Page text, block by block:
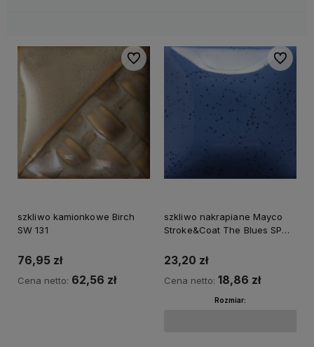
szkliwo kamionkowe Birch
SW 131
76,95 zł
Cena netto: 62,56 zł
Do ulubionych
szkliwo nakrapiane Mayco
Stroke&Coat The Blues SP
23,20 zł
Cena netto: 18,86 zł
Rozmiar:
Do